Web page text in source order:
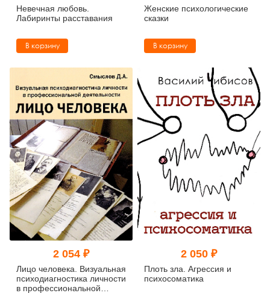
Невечная любовь.
Лабиринты расставания
В корзину
Женские психологические
сказки
В корзину
2 054 ₽
Лицо человека. Визуальная
психодиагностика личности
в профессиональной
2 050 ₽
Плоть зла. Агрессия и
психосоматика